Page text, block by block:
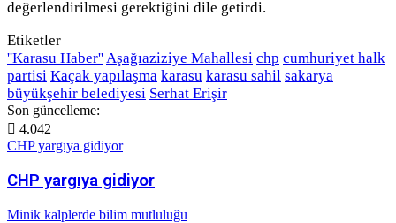
değerlendirilmesi gerektiğini dile getirdi.
Etiketler
''Karasu Haber''Aşağıaziziye Mahallesi chp cumhuriyet halk
partisi Kaçak yapılaşma karasu karasu sahil sakarya
büyükşehir belediyesi Serhat Erişir
Son güncelleme:
4.042
CHP yargıya gidiyor
CHP yargıya gidiyor
Minik kalplerde bilim mutluluğu